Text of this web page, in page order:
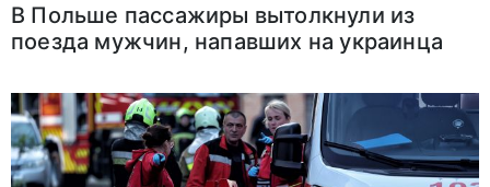
В Польше пассажиры вытолкнули из
поезда мужчин, напавших на украинца